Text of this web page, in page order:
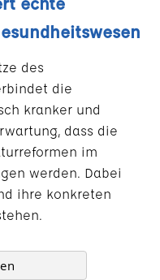
des
die
kranker und
dass die
im
werden. Dabei
ihre konkreten